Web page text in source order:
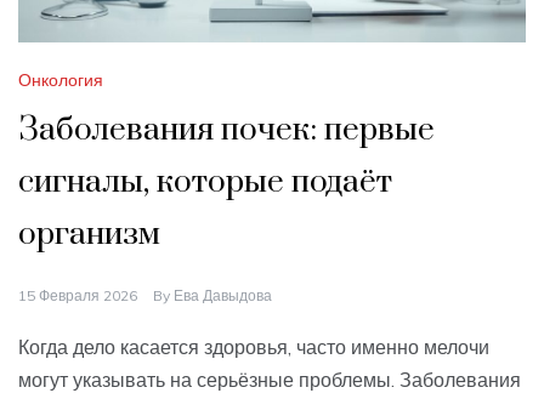
Онкология
Заболевания почек: первые
сигналы, которые подаёт
организм
15 Февраля 2026 By Ева Давыдова
Когда дело касается здоровья, часто именно мелочи
могут указывать на серьёзные проблемы. Заболевания